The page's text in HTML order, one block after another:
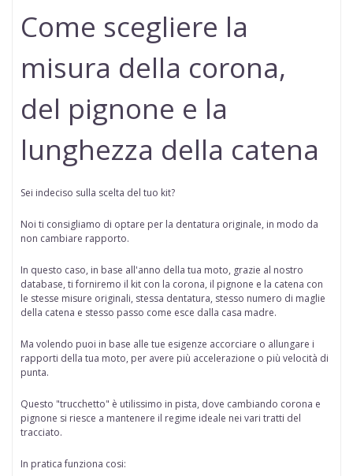
Come scegliere la
misura della corona,
del pignone e la
lunghezza della catena
Sei indeciso sulla scelta del tuo kit?
Noi ti consigliamo di optare per la dentatura originale, in modo da
non cambiare rapporto.
In questo caso, in base all'anno della tua moto, grazie al nostro
database, ti forniremo il kit con la corona, il pignone e la catena con
le stesse misure originali, stessa dentatura, stesso numero di maglie
della catena e stesso passo come esce dalla casa madre.
Ma volendo puoi in base alle tue esigenze accorciare o allungare i
rapporti della tua moto, per avere più accelerazione o più velocità di
punta.
Questo "trucchetto" è utilissimo in pista, dove cambiando corona e
pignone si riesce a mantenere il regime ideale nei vari tratti del
tracciato.
In pratica funziona cosi: